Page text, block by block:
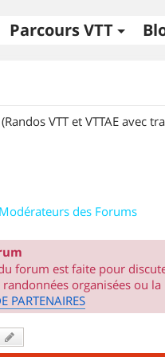
Parcours VTT
VTT et VTTAE avec
Modérateurs des Forums
forum est faite pour
organisées ou
PARTENAIRES